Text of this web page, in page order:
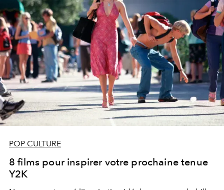
POP CULTURE
8 films pour inspirer votre prochaine tenue
Y2K